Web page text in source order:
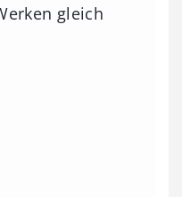
gleich